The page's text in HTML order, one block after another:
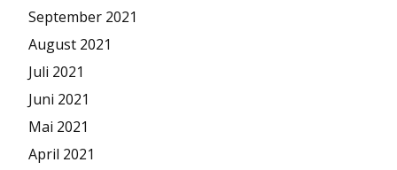
September 2021
August 2021
Juli 2021
Juni 2021
Mai 2021
April 2021